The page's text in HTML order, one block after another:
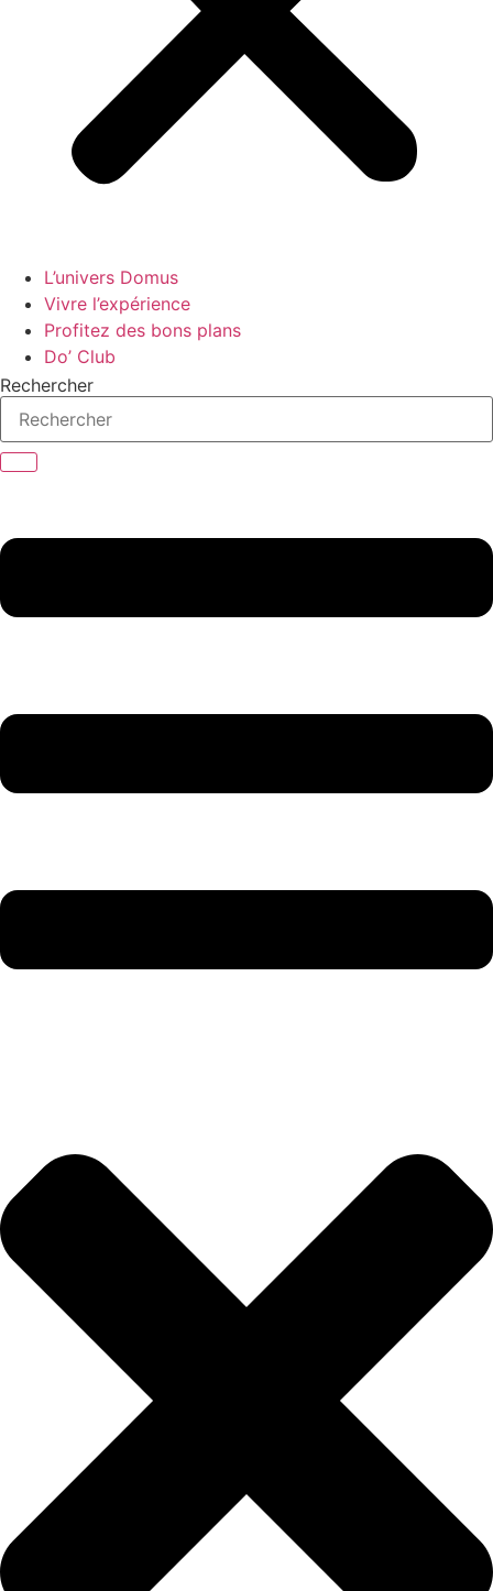
L’univers Domus
Vivre l’expérience
Profitez des bons plans
Do’ Club
Rechercher